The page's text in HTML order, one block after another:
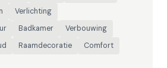
Verlichting
Badkamer
Verbouwing
Raamdecoratie
Comfort